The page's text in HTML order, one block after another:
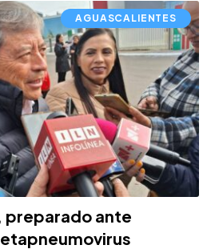
AGUASCALIENTES
preparado ante